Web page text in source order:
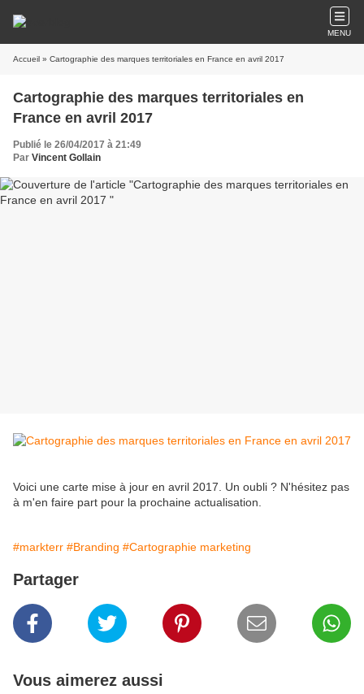
MENU
Accueil » Cartographie des marques territoriales en France en avril 2017
Cartographie des marques territoriales en
France en avril 2017
Publié le 26/04/2017 à 21:49
Par Vincent Gollain
Voici une carte mise à jour en avril 2017. Un oubli ? N'hésitez pas
à m'en faire part pour la prochaine actualisation.
#markterr #Branding #Cartographie marketing
Partager
Vous aimerez aussi